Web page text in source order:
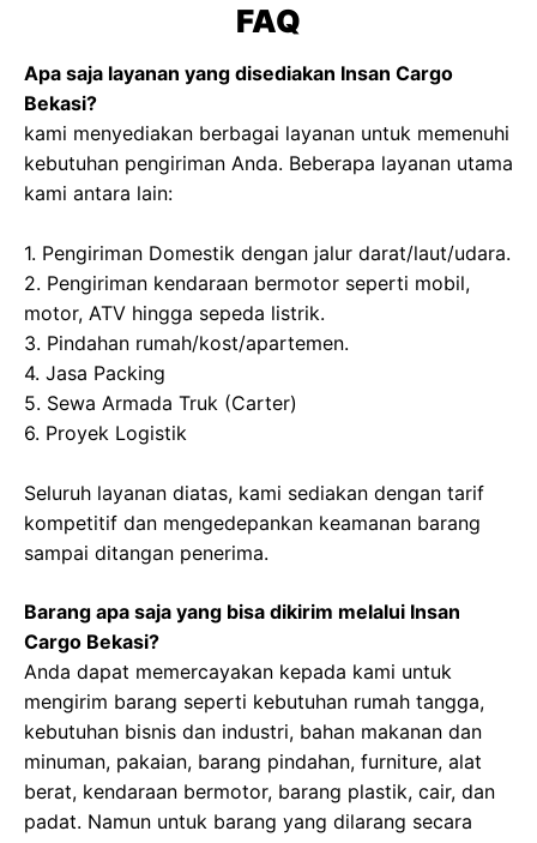
FAQ
Apa saja layanan yang disediakan Insan Cargo
Bekasi?
kami menyediakan berbagai layanan untuk memenuhi
kebutuhan pengiriman Anda. Beberapa layanan utama
kami antara lain:
1. Pengiriman Domestik dengan jalur darat/laut/udara.
2. Pengiriman kendaraan bermotor seperti mobil,
motor, ATV hingga sepeda listrik.
3. Pindahan rumah/kost/apartemen.
4. Jasa Packing
5. Sewa Armada Truk (Carter)
6. Proyek Logistik
Seluruh layanan diatas, kami sediakan dengan tarif
kompetitif dan mengedepankan keamanan barang
sampai ditangan penerima.
Barang apa saja yang bisa dikirim melalui Insan
Cargo Bekasi?
Anda dapat memercayakan kepada kami untuk
mengirim barang seperti kebutuhan rumah tangga,
kebutuhan bisnis dan industri, bahan makanan dan
minuman, pakaian, barang pindahan, furniture, alat
berat, kendaraan bermotor, barang plastik, cair, dan
padat. Namun untuk barang yang dilarang secara